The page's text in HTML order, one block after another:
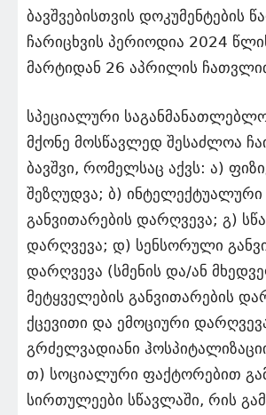
ბავშვებისთვის დოკუმენტების
ჩარიცხვის პერიოდია 2024
მარტიდან 26 აპრილის
სპეციალური
მქონე მოსწავლედ შესაძლოა
ბავშვი, რომელსაც აქვს: ა)
შეზღუდვა; ბ) ინტელექტუალური
განვითარების დარღვევა; გ)
დარღვევა; დ) სენსორული
დარღვევა (სმენის და/ან
მეტყველების განვითარების
ქცევითი და ემოციური
გრძელვადიანი
თ) სოციალური ფაქტორებით
სირთულეები სწავლაში, რის